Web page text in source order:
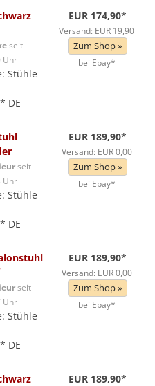
seit
Uhr
Stühle
DE
EUR 174,90*
Versand: EUR 19,90
Zum Shop »
bei Ebay*
seit
Uhr
Stühle
DE
EUR 189,90*
Versand: EUR 0,00
Zum Shop »
bei Ebay*
seit
Uhr
Stühle
DE
EUR 189,90*
Versand: EUR 0,00
Zum Shop »
bei Ebay*
EUR 189,90*